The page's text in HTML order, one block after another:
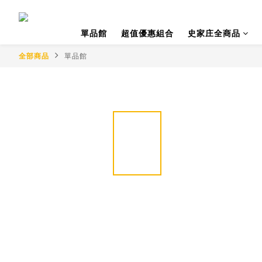
單品館 超值優惠組合 史家庄全商品
全部商品 單品館